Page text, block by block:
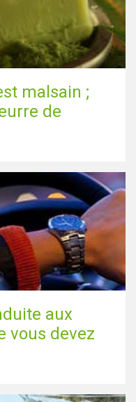
malsain ;
de
aux
vous devez